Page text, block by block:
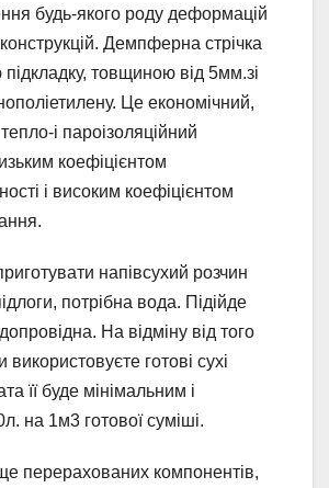
будь-якого роду деформацій
Демпферна стрічка
товщиною від 5мм.зі
Це економічний,
і пароізоляційний
коефіцієнтом
і високим коефіцієнтом
напівсухий розчин
потрібна вода. Підійде
На відміну від того
використовуєте готові сухі
її буде мінімальним і
на 1м3 готової суміші.
перерахованих компонентів,